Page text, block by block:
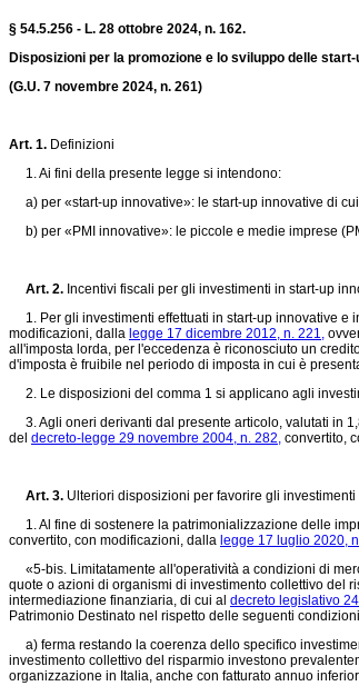
§ 54.5.256 - L. 28 ottobre 2024, n. 162.
Disposizioni per la promozione e lo sviluppo delle
(G.U. 7 novembre 2024, n. 261)
Art. 1. Definizioni
1. Ai fini della presente legge si intendono:
a) per «start-up innovative»: le start-up innovative di
b) per «PMI innovative»: le piccole e medie imprese
Art. 2. Incentivi fiscali per gli investimenti in start-up
1. Per gli investimenti effettuati in start-up innovative e
modificazioni, dalla legge 17 dicembre 2012, n. 221,
all'imposta lorda, per l'eccedenza è riconosciuto un
d'imposta è fruibile nel periodo di imposta in cui è
2. Le disposizioni del comma 1 si applicano agli
3. Agli oneri derivanti dal presente articolo, valutati in
del decreto-legge 29 novembre 2004, n. 282, convertito,
Art. 3. Ulteriori disposizioni per favorire gli investimenti
1. Al fine di sostenere la patrimonializzazione delle
convertito, con modificazioni, dalla legge 17 luglio 2020,
«5-bis. Limitatamente all'operatività a condizioni di
quote o azioni di organismi di investimento collettivo del
intermediazione finanziaria, di cui al decreto legislativo
Patrimonio Destinato nel rispetto delle seguenti
a) ferma restando la coerenza dello specifico
investimento collettivo del risparmio investono
organizzazione in Italia, anche con fatturato annuo